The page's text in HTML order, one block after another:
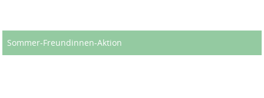
Sommer-Freundinnen-Aktion